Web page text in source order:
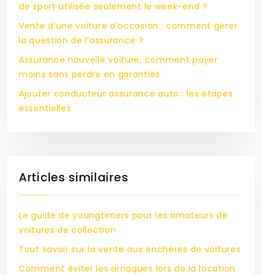
de sport utilisée seulement le week-end ?
Vente d’une voiture d’occasion : comment gérer
la question de l’assurance ?
Assurance nouvelle voiture, comment payer
moins sans perdre en garanties
Ajouter conducteur assurance auto : les étapes
essentielles
Articles similaires
Le guide de youngtimers pour les amateurs de
voitures de collection
Tout savoir sur la vente aux enchères de voitures
Comment éviter les arnaques lors de la location